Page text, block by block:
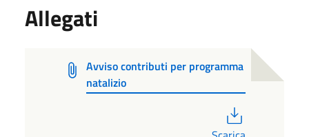
Allegati
Avviso contributi per programma
natalizio